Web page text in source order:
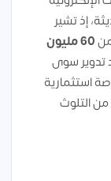
إذ تشير
60 مليون
تدوير سوى
استثمارية
التلوث